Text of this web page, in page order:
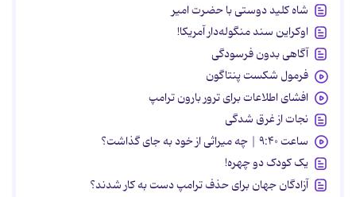
شاه کلید دوستی با حضرت امیر
اوکراین سند منگوله‌دار آمریکا!
آگاهی بدون فرسودگی
فرمول شکست پنتاگون
افشای اطلاعات برای ترور بارون ترامپ
نجات از غرق شدگی
ساعت ۹:۴۰ | چه میراثی از خود به جای گذاشت؟
یک کودک دو چهره!
آزادگان جهان برای حذف ترامپ دست به کار شدند؟